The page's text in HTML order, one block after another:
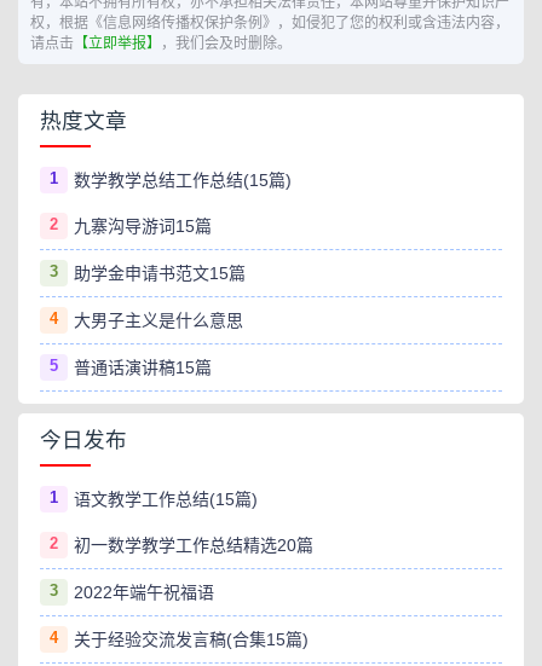
权，根据《信息网络传播权保护条例》，如侵犯了您的权利或含违法内容，
请点击 【立即举报】 ，我们会及时删除。
热度文章
1 数学教学总结工作总结(15篇)
2 九寨沟导游词15篇
3 助学金申请书范文15篇
4 大男子主义是什么意思
5 普通话演讲稿15篇
今日发布
1 语文教学工作总结(15篇)
2 初一数学教学工作总结精选20篇
3 2022年端午祝福语
4 关于经验交流发言稿(合集15篇)